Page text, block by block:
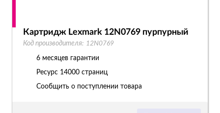
Картридж Lexmark 12N0769 пурпурный
Код производителя: 12N0769
6 месяцев гарантии
Ресурс 14000 страниц
Сообщить о поступлении товара